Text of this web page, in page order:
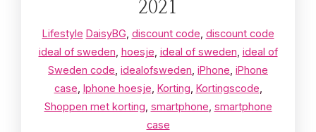
2021
Lifestyle DaisyBG, discount code, discount code
ideal of sweden, hoesje, ideal of sweden, ideal of
Sweden code, idealofsweden, iPhone, iPhone
case, Iphone hoesje, Korting, Kortingscode,
Shoppen met korting, smartphone, smartphone
case